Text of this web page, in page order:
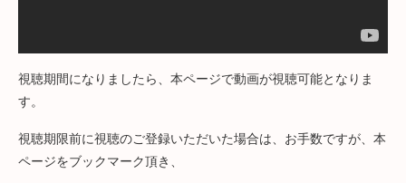
視聴期間になりましたら、本ページで動画が視聴可能となりま
す。
視聴期限前に視聴のご登録いただいた場合は、お手数ですが、本
ページをブックマーク頂き、